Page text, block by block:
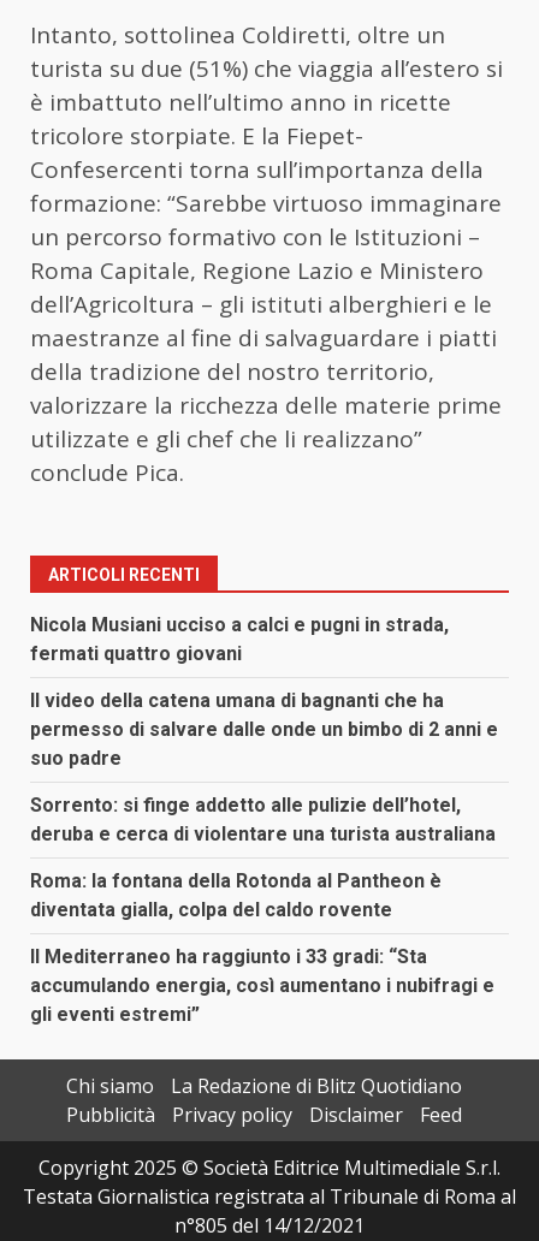
Intanto, sottolinea Coldiretti, oltre un
turista su due (51%) che viaggia all’estero si
è imbattuto nell’ultimo anno in ricette
tricolore storpiate. E la Fiepet-
Confesercenti torna sull’importanza della
formazione: “Sarebbe virtuoso immaginare
un percorso formativo con le Istituzioni –
Roma Capitale, Regione Lazio e Ministero
dell’Agricoltura – gli istituti alberghieri e le
maestranze al fine di salvaguardare i piatti
della tradizione del nostro territorio,
valorizzare la ricchezza delle materie prime
utilizzate e gli chef che li realizzano”
conclude Pica.
ARTICOLI RECENTI
Nicola Musiani ucciso a calci e pugni in strada,
fermati quattro giovani
Il video della catena umana di bagnanti che ha
permesso di salvare dalle onde un bimbo di 2 anni e
suo padre
Sorrento: si finge addetto alle pulizie dell’hotel,
deruba e cerca di violentare una turista australiana
Roma: la fontana della Rotonda al Pantheon è
diventata gialla, colpa del caldo rovente
Il Mediterraneo ha raggiunto i 33 gradi: “Sta
accumulando energia, così aumentano i nubifragi e
gli eventi estremi”
Chi siamo
La Redazione di Blitz Quotidiano
Pubblicità
Privacy policy Disclaimer
Feed
Copyright 2025 © Società Editrice Multimediale S.r.l.
Testata Giornalistica registrata al Tribunale di Roma al
n°805 del 14/12/2021